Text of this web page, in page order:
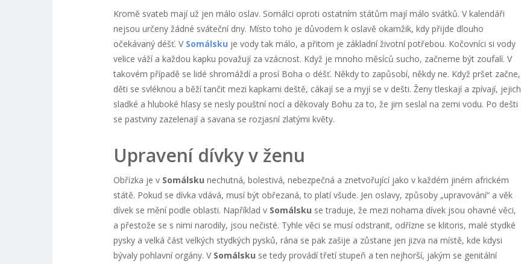
Kromě svateb mají už jen málo oslav. Somálci oproti ostatním státům mají málo svátků. V kalendáři
nejsou určeny žádné sváteční dny. Místo toho je důvodem k oslavě okamžik, kdy přijde dlouho
očekávaný déšť. V Somálsku je vody tak málo, a přitom je základní životní potřebou. Kočovníci si vody
velice váží a každou kapku považují za vzácnost. Když je mnoho měsíců sucho, začneme být zoufalí. V
takovém případě se lidé shromáždí a prosí Boha o déšť. Někdy to zapůsobí, někdy ne. Když pršet začne,
děti se svléknou a běží tančit mezi kapkami deště, cákají se a myjí se v dešti. Ženy tleskají a zpívají, jejich
sladké a hluboké hlasy se nesly pouštní nocí a děkovaly Bohu za to, že jim seslal na zemi vodu. Po dešti
se pastviny zazelenají a savana se rozjasní zlatými květy.
Upravení dívky v ženu
Obřízka je v Somálsku nechutná, bolestivá, nebezpečná a znetvořující jako v každém jiném africkém
státě. Pokud se dívka vdává, musí být obřezaná, to platí všude. Jen oslavy, způsoby „upravování“ a věk
dívek se mění podle oblasti. Například v Somálsku se traduje, že mezi nohama dívek jsou ohavné věci,
a přestože se s nimi narodily, jsou nečisté. Tyhle věci se musí odstranit, odřízne se klitoris, malé stydké
pysky a velká část velkých stydkých pysků, rána se pak zašije a zůstane jen jizva na místě, kde kdysi
bývaly pohlavní orgány. V Somálsku se tedy provádí třetí stupeň a ten nejhorší, jakým se genitální